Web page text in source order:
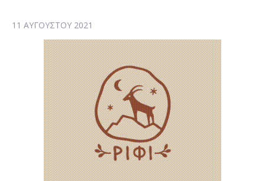
11 ΑΥΓΟΎΣΤΟΥ 2021